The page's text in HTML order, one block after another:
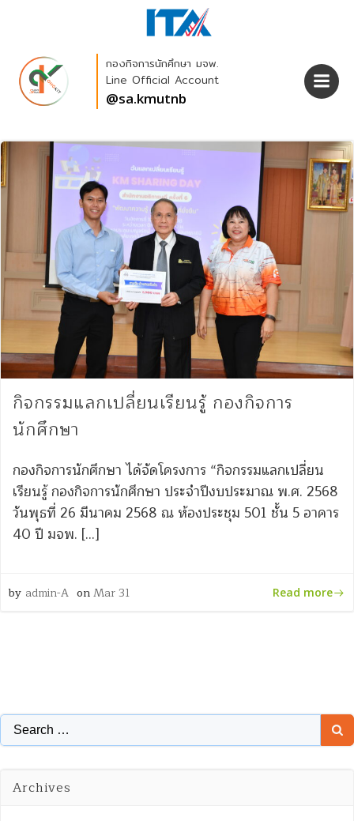
Skip
to
กองกิจการนักศึกษา มจพ.
Line Official Account
@sa.kmutnb
กิจกรรมแลกเปลี่ยนเรียนรู้ กองกิจการ
นักศึกษา
กองกิจการนักศึกษา ได้จัดโครงการ “กิจกรรมแลกเปลี่ยน
เรียนรู้ กองกิจการนักศึกษา ประจำปีงบประมาณ พ.ศ. 2568
วันพุธที่ 26 มีนาคม 2568 ณ ห้องประชุม 501 ชั้น 5 อาคาร
40 ปี มจพ. […]
by admin-A onMar 31 Read more
Search
for:
Archives